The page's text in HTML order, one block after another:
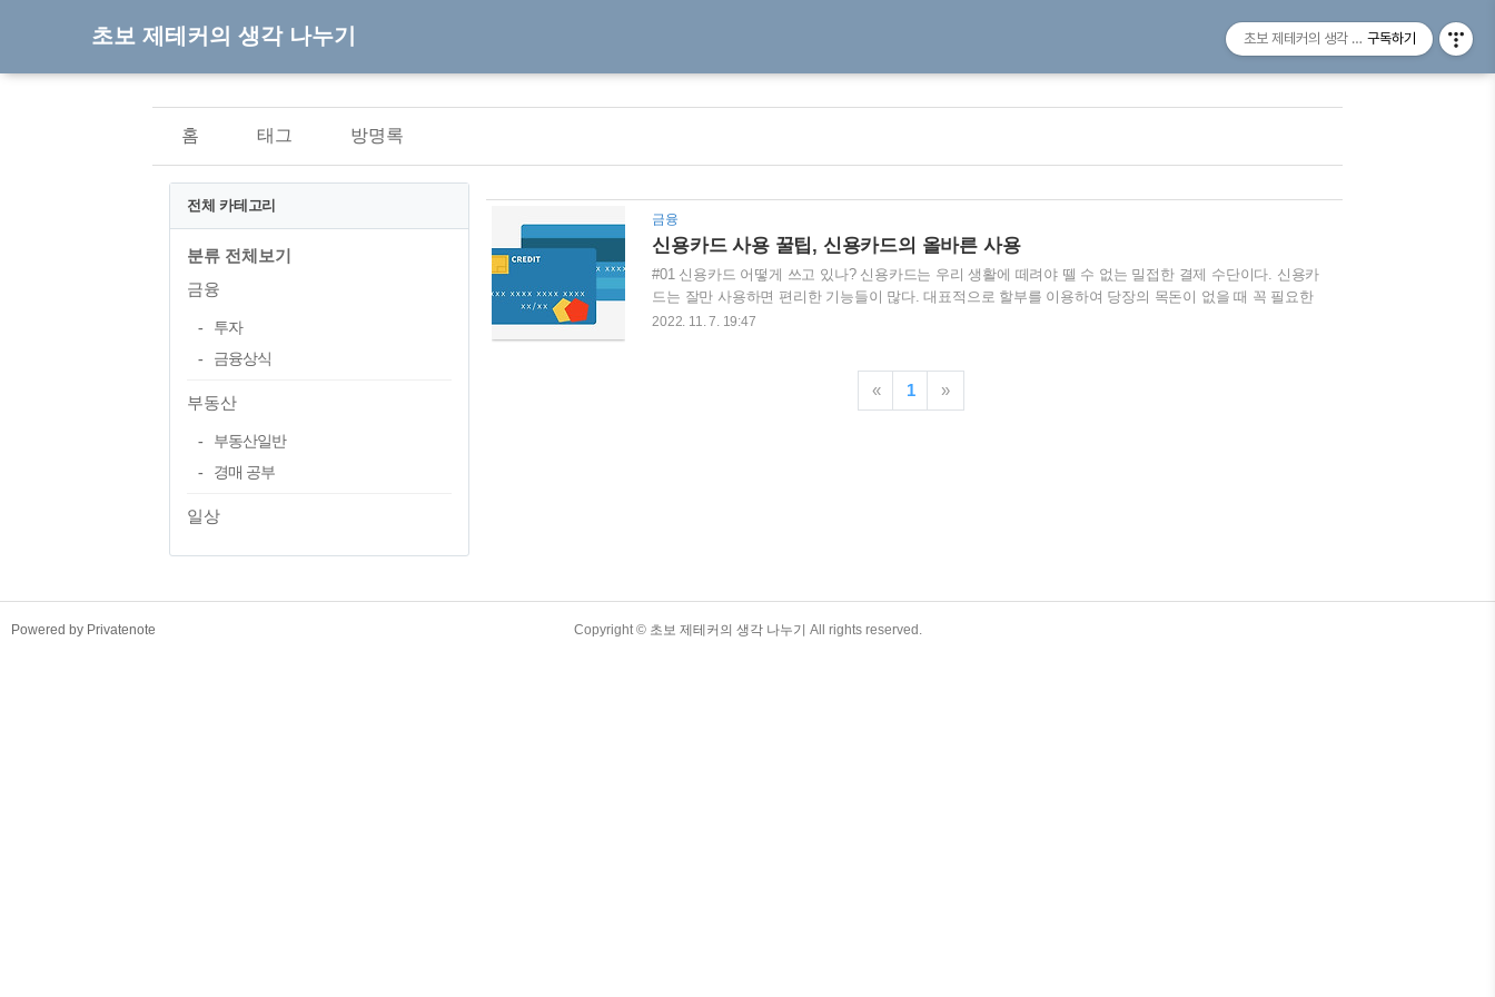
초보 제테커의 생각 나누기
홈 태그 방명록
금융
신용카드 사용 꿀팁, 신용카드의 올바른 사용
#01 신용카드 어떻게 쓰고 있나? 신용카드는 우리 생활에 떼려야 뗄 수 없는 밀접한 결제 수단이다. 신용카
드는 잘만 사용하면 편리한 기능들이 많다. 대표적으로 할부를 이용하여 당장의 목돈이 없을 때 꼭 필요한
물건을 살 수 있게 해준다. 또한 급하게 현금이 필요할 때는 현금서비스라는 단기 대출 제도를 이용하여 사
편결제나 인터넷 구매 수단으로 등록하여 편하게 전자상거래를 하는 수단으로 활용되기도 한다. 하지만 신
용카드를 사용하면서 좋은 점만 있는 것은 아니다. 현금을 통해서 생활할 때 보다 신용카드를 사..
2022. 11. 7. 19:47
« 1 »
전체 카테고리
분류 전체보기
금융
투자
금융상식
부동산
부동산일반
경매 공부
일상
Powered by Privatenote Copyright © 초보 제테커의 생각 나누기 All rights reserved.
TistoryWhaleSkin3.4
초보 제테커의 생각 나누기구독하기